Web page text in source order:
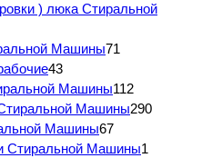
) люка Стиральной
Машины71
43
Машины112
Машины290
Машины67
Стиральной Машины1